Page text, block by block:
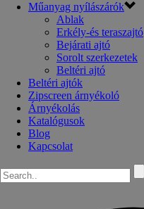
Műanyag nyílászárók
Ablak
Erkély-és teraszajtó
Bejárati ajtó
Sorolt szerkezetek
Beltéri ajtó
Beltéri ajtók
Zipscreen árnyékoló
Árnyékolás
Katalógusok
Blog
Kapcsolat